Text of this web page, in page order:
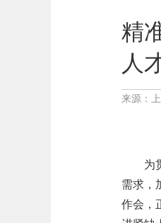
精
人
来源：
为
需求，
作会，